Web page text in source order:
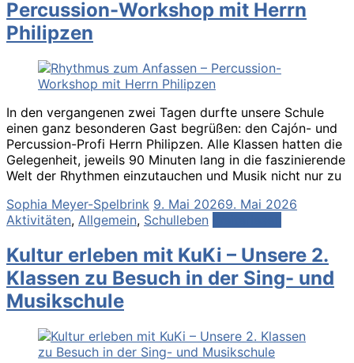
Percussion-Workshop mit Herrn
Philipzen
In den vergangenen zwei Tagen durfte unsere Schule
einen ganz besonderen Gast begrüßen: den Cajón- und
Percussion-Profi Herrn Philipzen. Alle Klassen hatten die
Gelegenheit, jeweils 90 Minuten lang in die faszinierende
Welt der Rhythmen einzutauchen und Musik nicht nur zu
Sophia Meyer-Spelbrink 9. Mai 20269. Mai 2026
Aktivitäten, Allgemein, Schulleben
Kultur erleben mit KuKi – Unsere 2.
Klassen zu Besuch in der Sing- und
Musikschule